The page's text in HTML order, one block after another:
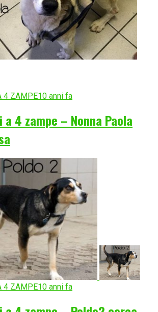
4 ZAMPE10 anni fa
a 4 zampe – Nonna Paola
4 ZAMPE10 anni fa